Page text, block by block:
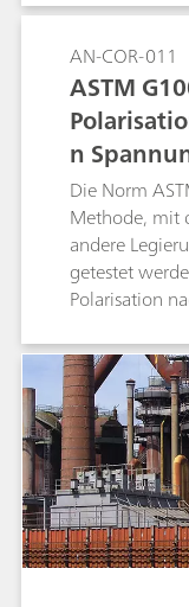
Daten aus der
AN-COR-011
ASTM
n
Die Norm
Methode, mit
andere
getestet
Polarisation
einem
ermittelt und
sich die